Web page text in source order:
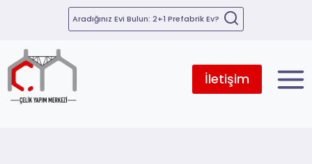
Aradığınız Evi Bulun: 2+1 Prefabrik Ev?
İletişim